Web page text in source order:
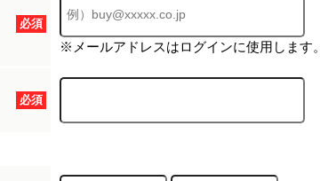
必須
※メールアドレスはログインに使用します。
必須